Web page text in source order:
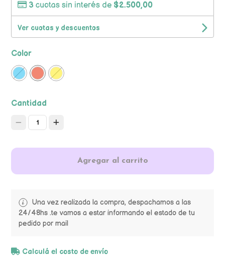
3 cuotas sin interés de $2.500,00
Ver cuotas y descuentos
Color
Cantidad
1
Agregar al carrito
Una vez realizada la compra, despachamos a las
24/48hs .te vamos a estar informando el estado de tu
pedido por mail
Calculá el costo de envío